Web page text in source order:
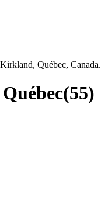
Québec, Canada.
(55)